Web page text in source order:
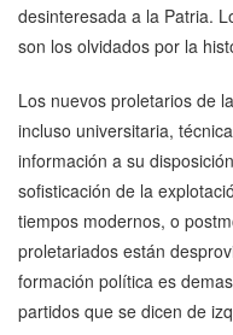
desinteresada a la Patria.
son los olvidados por la
Los nuevos proletarios de
incluso universitaria,
información a su
sofisticación de la
tiempos modernos, o
proletariados están
formación política es
partidos que se dicen de